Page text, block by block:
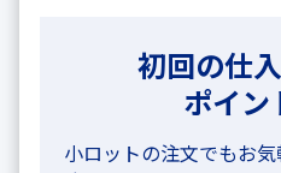
初回の仕
ポイン
小ロットの注文でもお